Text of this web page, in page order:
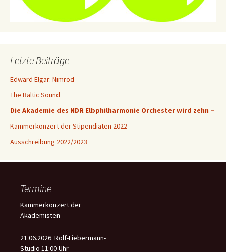
Letzte Beiträge
Edward Elgar: Nimrod
The Baltic Sound
Die Akademie des NDR Elbphilharmonie Orchester wird zehn –
Kammerkonzert der Stipendiaten 2022
Ausschreibung 2022/2023
Termine
Kammerkonzert der
Akademisten
21.06.2026 Rolf-Liebermann-
Studio 11:00 Uhr